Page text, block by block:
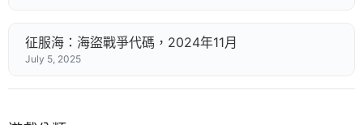
征服海：海盜戰爭代碼，2024年11月
July 5, 2025